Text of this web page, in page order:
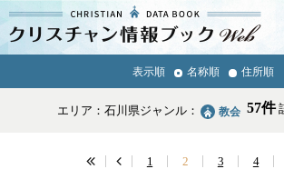
情報ブックとは
News &
表示順 名称順 住所順
エリア：石川県ジャンル： 教会 57件
1 2 3 4